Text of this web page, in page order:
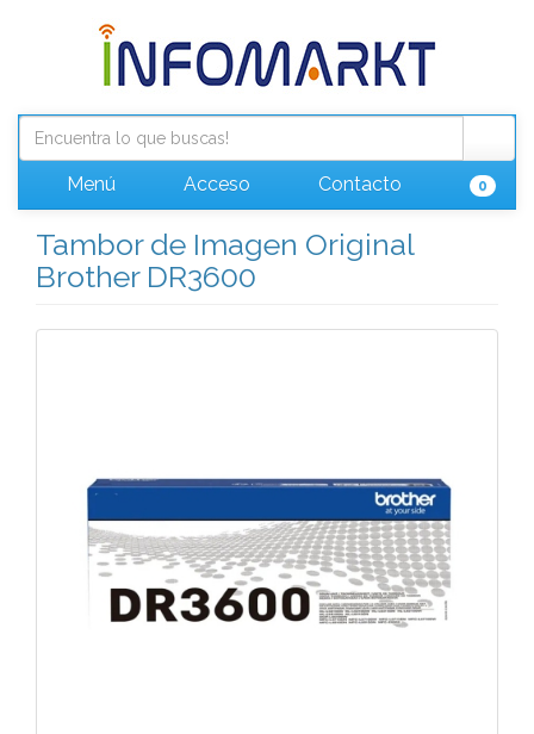
Menú Acceso Contacto 0
Tambor de Imagen Original
Brother DR3600